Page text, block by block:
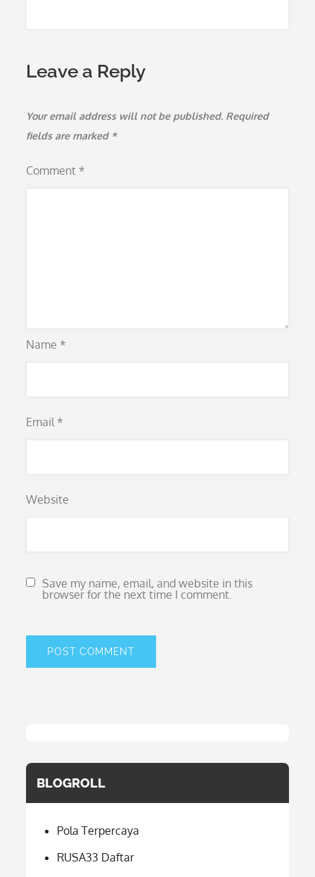
Leave a Reply
Your email address will not be published. Required
fields are marked *
Comment *
Name *
Email *
Website
Save my name, email, and website in this
browser for the next time I comment.
BLOGROLL
Pola Terpercaya
RUSA33 Daftar